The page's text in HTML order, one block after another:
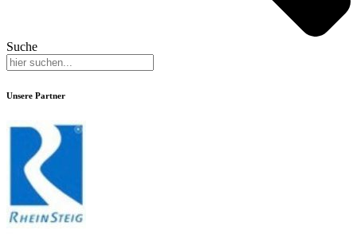
Suche
Unsere Partner